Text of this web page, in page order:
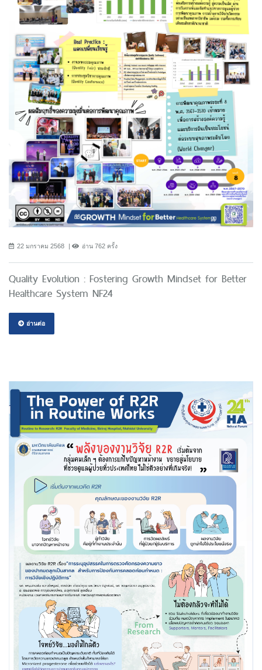
22 มกราคม 2568 อ่าน 762 ครั้ง
Quality Evolution : Fostering Growth Mindset for Better
Healthcare System NF24
อ่านต่อ